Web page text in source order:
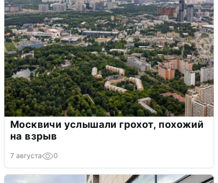
Москвичи услышали грохот, похожий
на взрыв
7 августа 0